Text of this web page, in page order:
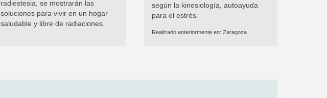
radiestesia, se mostrarán las
soluciones para vivir en un hogar
saludable y libre de radiaciones.
según la kinesiología, autoayuda
para el estrés.
Realizado anteriormente en: Zaragoza